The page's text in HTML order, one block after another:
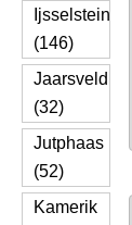
Ijsselstein
(146)
Jaarsveld
(32)
Jutphaas
(52)
Kamerik